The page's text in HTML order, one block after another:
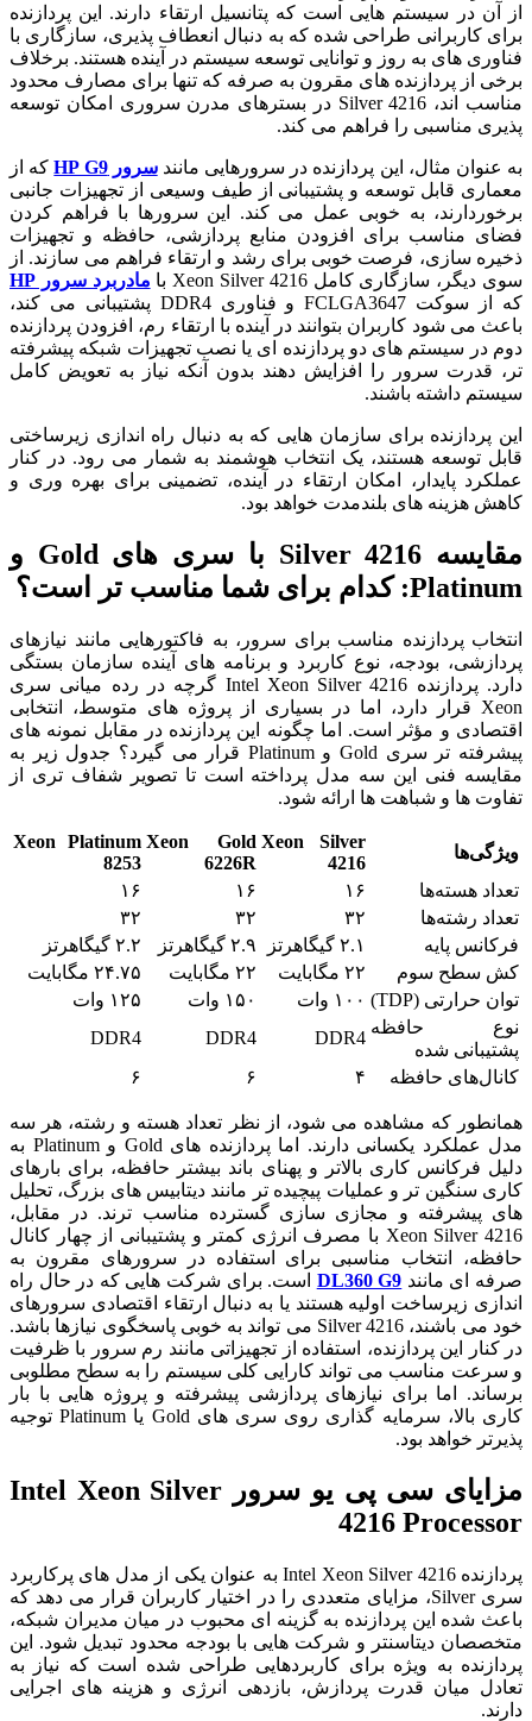
از آن در سیستم‌ هایی است که پتانسیل ارتقاء دارند. این پردازنده
برای کاربرانی طراحی شده که به دنبال انعطاف پذیری، سازگاری با
فناوری‌ های به روز و توانایی توسعه سیستم در آینده هستند. برخلاف
برخی از پردازنده‌ های مقرون به صرفه که تنها برای مصارف محدود
مناسب‌ اند، Silver 4216 در بسترهای مدرن سروری امکان توسعه‌
پذیری مناسبی را فراهم می‌ کند.
به عنوان مثال، این پردازنده در سرورهایی مانندسرور HP G9
که از
معماری قابل توسعه و پشتیبانی از طیف وسیعی از تجهیزات جانبی
برخوردارند، به خوبی عمل می‌ کند. این سرورها با فراهم کردن
فضای مناسب برای افزودن منابع پردازشی، حافظه و تجهیزات
ذخیره‌ سازی، فرصت خوبی برای رشد و ارتقاء فراهم می‌ سازند. از
سوی دیگر، سازگاری کامل Xeon Silver 4216 با
مادربرد سرور HP
که از سوکت FCLGA3647 و فناوری DDR4 پشتیبانی می‌ کند،
باعث می‌ شود کاربران بتوانند در آینده با ارتقاء رم، افزودن پردازنده
دوم در سیستم‌ های دو پردازنده‌ ای یا نصب تجهیزات شبکه پیشرفته‌
تر، قدرت سرور را افزایش دهند بدون آنکه نیاز به تعویض کامل
سیستم داشته باشند.
این پردازنده برای سازمان‌ هایی که به دنبال راه اندازی زیرساختی
قابل توسعه هستند، یک انتخاب هوشمند به شمار می‌ رود. در کنار
عملکرد پایدار، امکان ارتقاء در آینده، تضمینی برای بهره‌ وری و
کاهش هزینه‌ های بلندمدت خواهد بود.
مقایسه Silver 4216 با سری‌ های Gold و
Platinum: کدام برای شما مناسب‌ تر است؟
انتخاب پردازنده مناسب برای سرور، به فاکتورهایی مانند نیازهای
پردازشی، بودجه، نوع کاربرد و برنامه های آینده سازمان بستگی
دارد. پردازنده Intel Xeon Silver 4216 گرچه در رده میانی سری
Xeon قرار دارد، اما در بسیاری از پروژه های متوسط، انتخابی
اقتصادی و مؤثر است. اما چگونه این پردازنده در مقابل نمونه های
پیشرفته تر سری Gold و Platinum قرار می گیرد؟ جدول زیر به
مقایسه فنی این سه مدل پرداخته است تا تصویر شفاف تری از
تفاوت ها و شباهت ها ارائه شود.
ویژگی‌ها
Xeon Silver
4216
Xeon Gold
6226R
Xeon Platinum
8253
تعداد هسته‌ها
۱۶ ۱۶
۱۶
تعداد رشته‌ها
۳۲ ۳۲
۳۲
فرکانس پایه
۲.۱ گیگاهرتز ۲.۹ گیگاهرتز
۲.۲ گیگاهرتز
کش سطح سوم
۲۲ مگابایت ۲۲ مگابایت
۲۴.۷۵ مگابایت
توان حرارتی (TDP)
۱۰۰ وات ۱۵۰ وات
۱۲۵ وات
نوع حافظه
پشتیبانی شده
DDR4
DDR4
DDR4
کانال‌های حافظه
۴ ۶ ۶
همانطور که مشاهده می شود، از نظر تعداد هسته و رشته، هر سه
مدل عملکرد یکسانی دارند. اما پردازنده های Gold و Platinum به
دلیل فرکانس کاری بالاتر و پهنای باند بیشتر حافظه، برای بارهای
کاری سنگین تر و عملیات پیچیده تر مانند دیتابیس‌ های بزرگ، تحلیل‌
های پیشرفته و مجازی سازی گسترده مناسب‌ ترند. در مقابل،
Xeon Silver 4216 با مصرف انرژی کمتر و پشتیبانی از چهار کانال
حافظه، انتخاب مناسبی برای استفاده در سرورهای مقرون به
صرفه ای مانند DL360 G9 است. برای شرکت هایی که در حال راه
اندازی زیرساخت اولیه هستند یا به دنبال ارتقاء اقتصادی سرورهای
خود می باشند، Silver 4216 می تواند به خوبی پاسخگوی نیازها باشد.
در کنار این پردازنده، استفاده از تجهیزاتی مانند رم سرور با ظرفیت
و سرعت مناسب می تواند کارایی کلی سیستم را به سطح مطلوبی
برساند. اما برای نیازهای پردازشی پیشرفته و پروژه‌ هایی با بار
کاری بالا، سرمایه گذاری روی سری‌ های Gold یا Platinum توجیه
پذیرتر خواهد بود.
مزایای سی پی یو سرور Intel Xeon Silver
4216 Processor
پردازنده Intel Xeon Silver 4216 به عنوان یکی از مدل های پرکاربرد
سری Silver، مزایای متعددی را در اختیار کاربران قرار می دهد که
باعث شده این پردازنده به گزینه ای محبوب در میان مدیران شبکه،
متخصصان دیتاسنتر و شرکت هایی با بودجه محدود تبدیل شود. این
پردازنده به ویژه برای کاربردهایی طراحی شده است که نیاز به
تعادل میان قدرت پردازش، بازدهی انرژی و هزینه های اجرایی
دارند.